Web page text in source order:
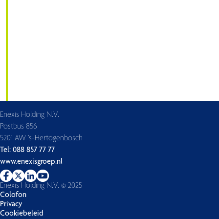
Enexis Holding N.V.
Postbus 856
5201 AW ’s-Hertogenbosch
Tel: 088 857 77 77
www.enexisgroep.nl
Enexis Holding N.V. © 2025
Colofon
Privacy
Cookiebeleid